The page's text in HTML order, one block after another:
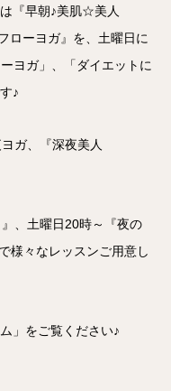
『早朝♪美肌☆美人
ローヨガ』を、土曜日に
ヨガ」、「ダイエットに
♪
ガ、『深夜美人
、土曜日20時～『夜の
様々なレッスンご用意し
」をご覧ください♪